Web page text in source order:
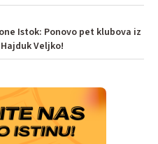
Istok: Ponovo pet klubova iz
Veljko!